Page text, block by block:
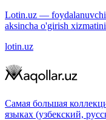
Lotin.uz —
aksincha o'girish
lotin.uz
Самая большая
языках (узбекский,